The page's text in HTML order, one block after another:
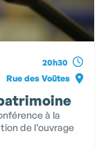
20h30
Rue des Voûtes
à la
de l’ouvrage